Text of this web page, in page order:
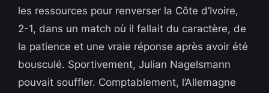
les ressources pour renverser la Côte d’Ivoire,
2-1, dans un match où il fallait du caractère, de
la patience et une vraie réponse après avoir été
bousculé. Sportivement, Julian Nagelsmann
pouvait souffler. Comptablement, l’Allemagne